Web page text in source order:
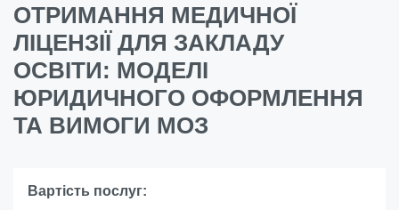
ОТРИМАННЯ МЕДИЧНОЇ
ЛІЦЕНЗІЇ ДЛЯ ЗАКЛАДУ
ОСВІТИ: МОДЕЛІ
ЮРИДИЧНОГО ОФОРМЛЕННЯ
ТА ВИМОГИ МОЗ
Вартість послуг: